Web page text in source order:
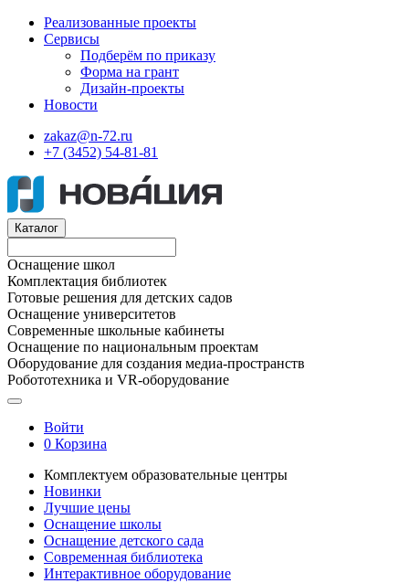
Реализованные проекты
Сервисы
Подберём по приказу
Форма на грант
Дизайн-проекты
Новости
zakaz@n-72.ru
+7 (3452) 54-81-81
Каталог
Оснащение школ
Комплектация библиотек
Готовые решения для детских садов
Оснащение университетов
Современные школьные кабинеты
Оснащение по национальным проектам
Оборудование для создания медиа-пространств
Робототехника и VR-оборудование
Войти
0 Корзина
Комплектуем образовательные центры
Новинки
Лучшие цены
Оснащение школы
Оснащение детского сада
Современная библиотека
Интерактивное оборудование